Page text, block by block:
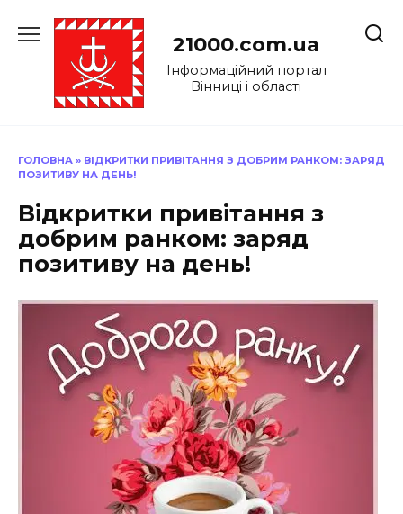
до
21000.com.ua
Інформаційний портал
Вінниці і області
ГОЛОВНА » ВІДКРИТКИ ПРИВІТАННЯ З ДОБРИМ РАНКОМ: ЗАРЯД
ПОЗИТИВУ НА ДЕНЬ!
Відкритки привітання з
добрим ранком: заряд
позитиву на день!